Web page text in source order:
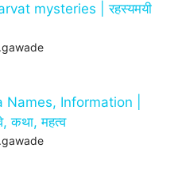
mysteries | रहस्यमयी
Names, Information |
कथा, महत्व